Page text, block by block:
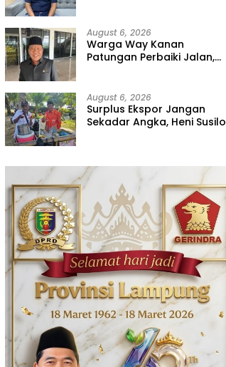
August 6, 2026
Warga Way Kanan
Patungan Perbaiki Jalan,
August 6, 2026
Surplus Ekspor Jangan
Sekadar Angka, Heni Susilo